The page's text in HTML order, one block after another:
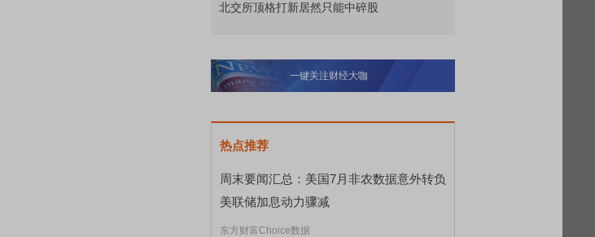
北交所顶格打新居然只能中碎股 敢为——比亚迪智能化战略发布会
一键关注财经大咖
热点推荐
周末要闻汇总：美国7月非农数据意外转负
美联储加息动力骤减
东方财富Choice数据